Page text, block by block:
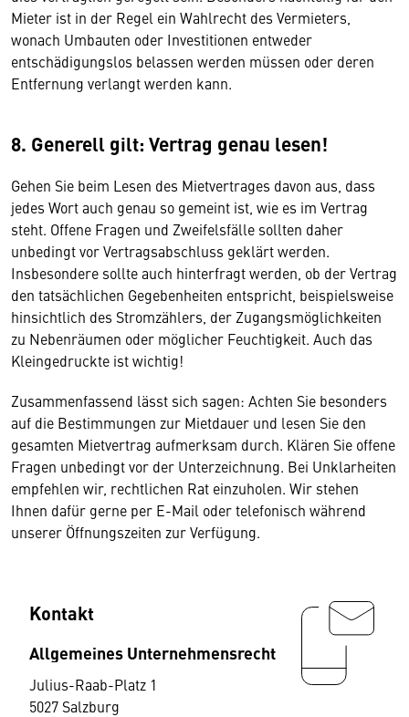
Mieter ist in der Regel ein Wahlrecht des Vermieters,
wonach Umbauten oder Investitionen entweder
entschädigungslos belassen werden müssen oder deren
Entfernung verlangt werden kann.
8. Generell gilt: Vertrag genau lesen!
Gehen Sie beim Lesen des Mietvertrages davon aus, dass
jedes Wort auch genau so gemeint ist, wie es im Vertrag
steht. Offene Fragen und Zweifelsfälle sollten daher
unbedingt vor Vertragsabschluss geklärt werden.
Insbesondere sollte auch hinterfragt werden, ob der Vertrag
den tatsächlichen Gegebenheiten entspricht, beispielsweise
hinsichtlich des Stromzählers, der Zugangsmöglichkeiten
zu Nebenräumen oder möglicher Feuchtigkeit. Auch das
Kleingedruckte ist wichtig!
Zusammenfassend lässt sich sagen: Achten Sie besonders
auf die Bestimmungen zur Mietdauer und lesen Sie den
gesamten Mietvertrag aufmerksam durch. Klären Sie offene
Fragen unbedingt vor der Unterzeichnung. Bei Unklarheiten
empfehlen wir, rechtlichen Rat einzuholen. Wir stehen
Ihnen dafür gerne per E-Mail oder telefonisch während
unserer Öffnungszeiten zur Verfügung.
Kontakt
Allgemeines Unternehmensrecht
Julius-Raab-Platz 1
5027 Salzburg